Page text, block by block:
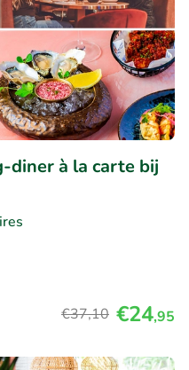
diner à la carte bij
€37,10 €24,95